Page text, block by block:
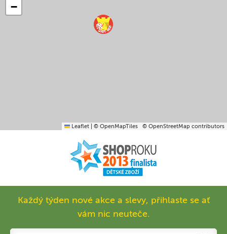
−
Leaflet © OpenMapTiles © OpenStreetMap contributors
Každý týden nové akce a slevy, přihlaste se ať
vám nic neuteče.